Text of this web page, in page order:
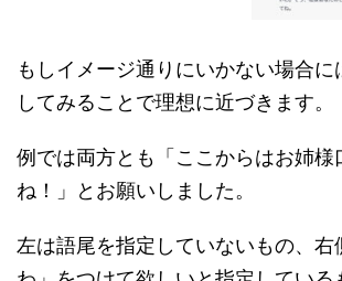
もしイメージ通りにいかない場合に
してみることで理想に近づきます。
例では両方とも「ここからはお姉様
ね！」とお願いしました。
左は語尾を指定していないもの、右